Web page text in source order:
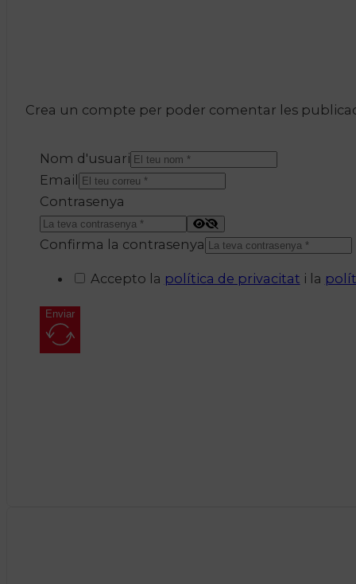
Crea un compte per poder comentar les
Nom d'usuari
Email
Contrasenya
Confirma la contrasenya
Accepto la política de privacitat i la
Enviar